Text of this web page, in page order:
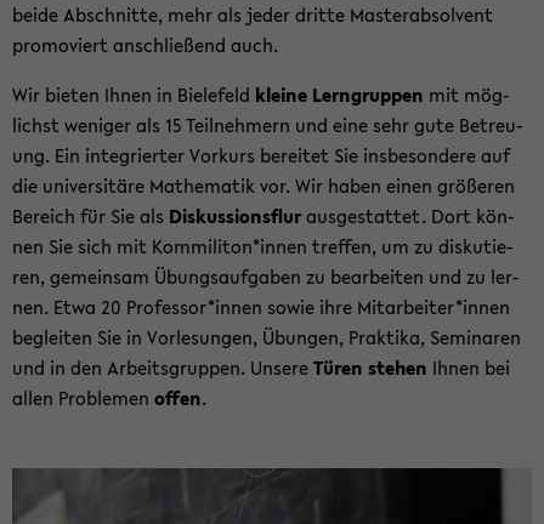
beide Ab­schnit­te, mehr als jeder drit­te Mas­ter­ab­sol­vent
pro­mo­viert an­schlie­ßend auch.
Wir bie­ten Ihnen in Bie­le­feld klei­ne Lern­grup­pen mit mög­
lichst we­ni­ger als 15 Teil­neh­mern und eine sehr gute Be­treu­
ung. Ein in­te­grier­ter Vor­kurs be­rei­tet Sie ins­be­son­de­re auf
die uni­ver­si­tä­re Ma­the­ma­tik vor. Wir haben einen grö­ße­ren
Be­reich für Sie als Dis­kus­si­ons­fluraus­ge­stat­tet. Dort kön­
nen Sie sich mit Kom­mi­li­ton*innen tref­fen, um zu dis­ku­tie­
ren, ge­mein­sam Übungs­auf­ga­ben zu be­ar­bei­ten und zu ler­
nen. Etwa 20 Pro­fes­sor*innen sowie ihre Mit­ar­bei­ter*innen
be­glei­ten Sie in Vor­le­sun­gen, Übun­gen, Prak­ti­ka, Se­mi­na­ren
und in den Ar­beits­grup­pen. Un­se­reTüren ste­hen Ihnen bei
allen Pro­ble­men offen.